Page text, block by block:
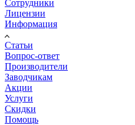
Сотрудники
Лицензии
Информация
Статьи
Вопрос-ответ
Производители
Заводчикам
Акции
Услуги
Скидки
Помощь